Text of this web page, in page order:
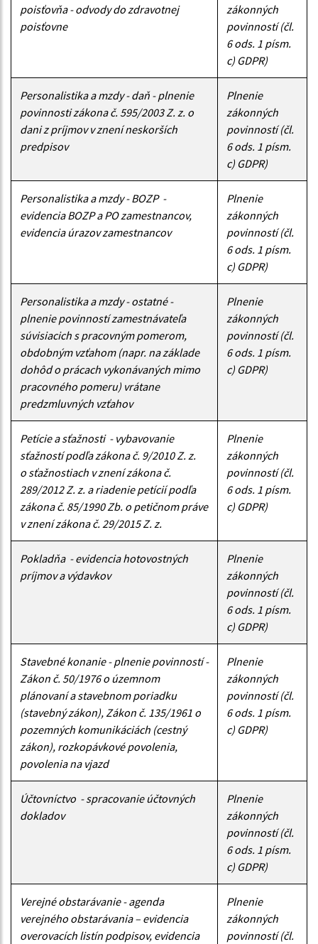
poisťovňa - odvody do zdravotnej
poisťovne
zákonných
povinností (čl.
6 ods. 1 písm.
c) GDPR)
Personalistika a mzdy - daň - plnenie
povinnosti zákona č. 595/2003 Z. z. o
dani z príjmov v znení neskorších
predpisov
Plnenie
zákonných
povinností (čl.
6 ods. 1 písm.
c) GDPR)
Personalistika a mzdy - BOZP -
evidencia BOZP a PO zamestnancov,
evidencia úrazov zamestnancov
Plnenie
zákonných
povinností (čl.
6 ods. 1 písm.
c) GDPR)
Personalistika a mzdy - ostatné -
plnenie povinností zamestnávateľa
súvisiacich s pracovným pomerom,
obdobným vzťahom (napr. na základe
dohôd o prácach vykonávaných mimo
pracovného pomeru) vrátane
predzmluvných vzťahov
Plnenie
zákonných
povinností (čl.
6 ods. 1 písm.
c) GDPR)
Petície a sťažnosti - vybavovanie
sťažností podľa zákona č. 9/2010 Z. z.
o sťažnostiach v znení zákona č.
289/2012 Z. z. a riadenie petícií podľa
zákona č. 85/1990 Zb. o petičnom práve
v znení zákona č. 29/2015 Z. z.
Plnenie
zákonných
povinností (čl.
6 ods. 1 písm.
c) GDPR)
Pokladňa - evidencia hotovostných
príjmov a výdavkov
Plnenie
zákonných
povinností (čl.
6 ods. 1 písm.
c) GDPR)
Stavebné konanie - plnenie povinností -
Zákon č. 50/1976 o územnom
plánovaní a stavebnom poriadku
(stavebný zákon), Zákon č. 135/1961 o
pozemných komunikáciách (cestný
zákon), rozkopávkové povolenia,
povolenia na vjazd
Plnenie
zákonných
povinností (čl.
6 ods. 1 písm.
c) GDPR)
Účtovníctvo - spracovanie účtovných
dokladov
Plnenie
zákonných
povinností (čl.
6 ods. 1 písm.
c) GDPR)
Verejné obstarávanie - agenda
verejného obstarávania – evidencia
overovacích listín podpisov, evidencia
Plnenie
zákonných
povinností (čl.